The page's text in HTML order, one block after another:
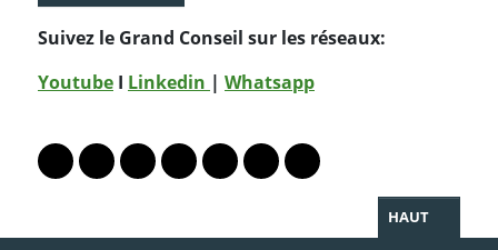
Suivez le Grand Conseil sur les réseaux:
Youtube I Linkedin | Whatsapp
Lien vers le profil Mastodon
Lien vers le profil Bluesky
Lien vers le profil Instagram
Lien vers le profil Linkedin
Lien vers le profil Facebook
Lien vers le profil Twitter
Partager par WhatsApp
HAUT